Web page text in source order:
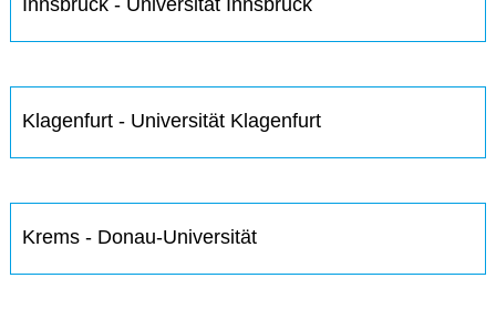
Innsbruck - Universität Innsbruck
Klagenfurt - Universität Klagenfurt
Krems - Donau-Universität